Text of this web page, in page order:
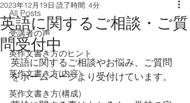
All Posts
受講者の声
英作文書き方のヒント
英作文書き方(内容)
英作文書き方(構成)
英語に関するご相談・ご質
問受付中
2023年12月19日 読了時間: 4分
英語に関するご相談やお悩み、ご質問
をホームページより受付けています。